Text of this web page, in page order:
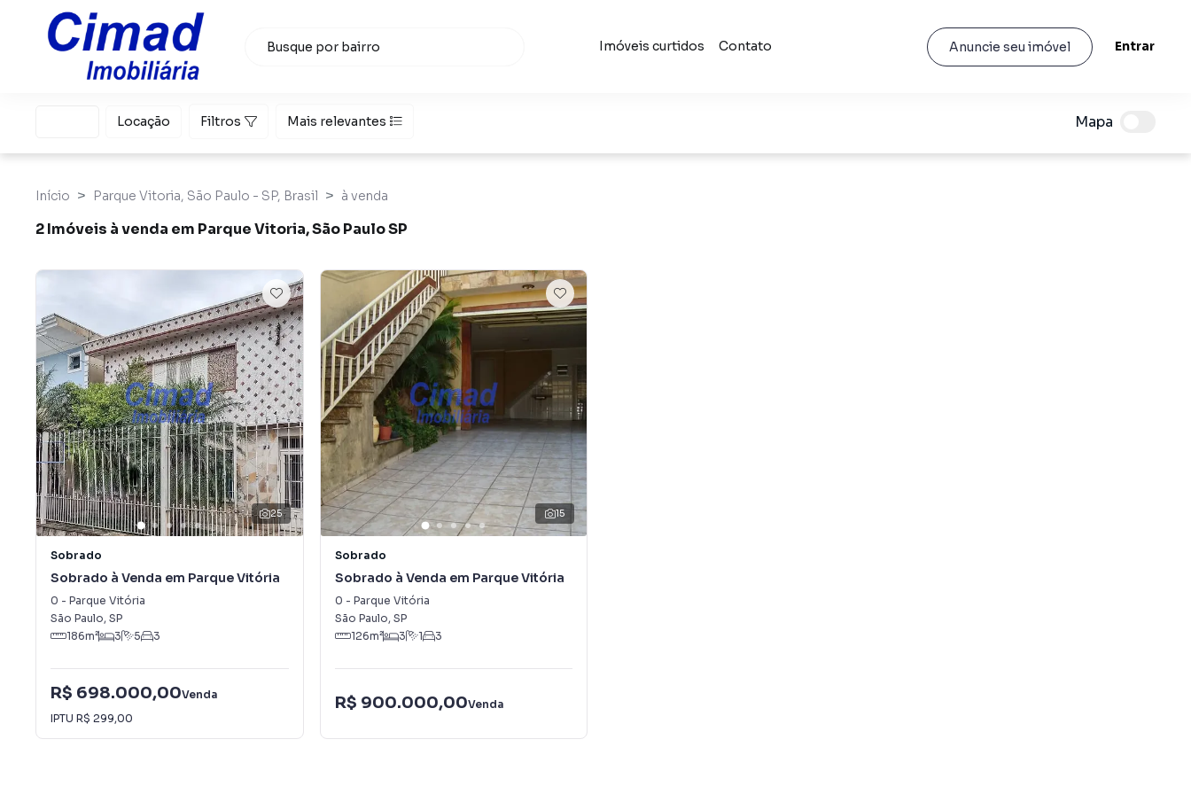
Imóveis curtidos Contato Anuncie seu imóvel Entrar
Locação Filtros Mais relevantes Mapa
Início Parque Vitoria, São Paulo - SP, Brasil à venda
2 Imóveis à venda em Parque Vitoria, São Paulo SP
25
Sobrado
Sobrado à Venda em Parque Vitória
0 - Parque Vitória
São Paulo, SP
186m² 3 5 3
R$ 698.000,00Venda
IPTU R$ 299,00
15
Sobrado
Sobrado à Venda em Parque Vitória
0 - Parque Vitória
São Paulo, SP
126m² 3 1 3
R$ 900.000,00Venda